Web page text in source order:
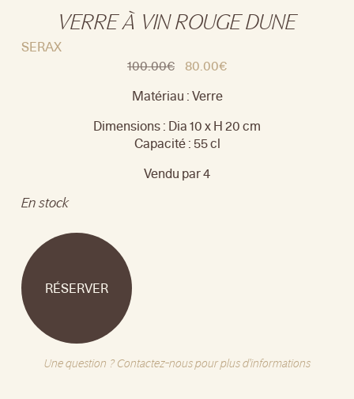
VERRE À VIN ROUGE DUNE
SERAX
100.00€ 80.00€
Matériau : Verre
Dimensions : Dia 10 x H 20 cm
Capacité : 55 cl
Vendu par 4
En stock
RÉSERVER
Une question ? Contactez-nous pour plus d'informations